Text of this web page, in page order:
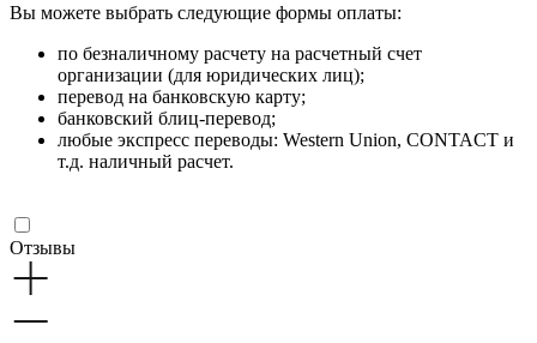
Вы можете выбрать следующие формы оплаты:
по безналичному расчету на расчетный счет
организации (для юридических лиц);
перевод на банковскую карту;
банковский блиц-перевод;
любые экспресс переводы: Western Union, CONTACT и
т.д. наличный расчет.
Отзывы